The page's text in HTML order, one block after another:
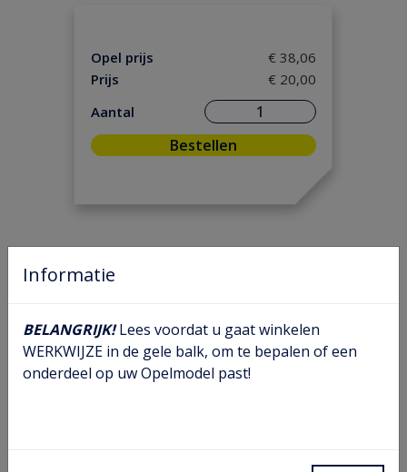
Motorpakking/ Keerring
Onderhoud
Ontsteking(38)
Versnelling/ Aandrijving(56)
Opel prijs
€ 38,06
Prijs
€ 20,00
Aantal
Bestellen
Informatie
BELANGRIJK!Lees voordat u gaat winkelen
WERKWIJZE in de gele balk, om te bepalen of een
onderdeel op uw Opelmodel past!